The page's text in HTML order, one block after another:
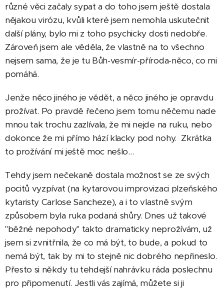
různé věci začaly sypat a do toho jsem ještě dostala
nějakou virózu, kvůli které jsem nemohla uskutečnit
další plány, bylo mi z toho psychicky dosti nedobře.
Zároveň jsem ale věděla, že vlastně na to všechno
nejsem sama, že je tu Bůh-vesmír-příroda-něco, co mi
pomáhá.
Jenže něco jiného je vědět, a něco jiného je opravdu
prožívat. Po pravdě řečeno jsem tomu něčemu nade
mnou tak trochu zazlívala, že mi nejde na ruku, nebo
dokonce že mi přímo hází klacky pod nohy. Zkrátka
to prožívání mi ještě moc nešlo…
Tehdy jsem nečekaně dostala možnost se ze svých
pocitů vyzpívat (na kytarovou improvizaci plzeňského
kytaristy Carlose Sancheze), a i to vlastně svým
způsobem byla ruka podaná shůry. Dnes už takové
"běžné nepohody" takto dramaticky neprožívám, už
jsem si zvnitřnila, že co má být, to bude, a pokud to
nemá být, tak by mi to stejně nic dobrého nepřineslo.
Přesto si někdy tu tehdejší nahrávku ráda poslechnu
pro připomenutí. Jestli vás zajímá, můžete si ji